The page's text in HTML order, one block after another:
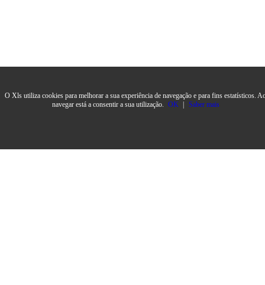
O Xls utiliza cookies para melhorar a sua experiência de navegação e para fins estatísticos.
navegar está a consentir a sua utilização. OK Saber mais